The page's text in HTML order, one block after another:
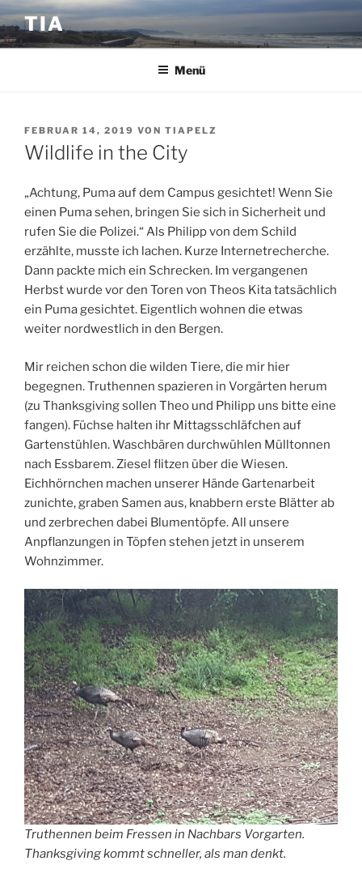
Zum
Inhalt
springen
TIA
Menü
VERÖFFENTLICHT
AM
FEBRUAR 14, 2019 VON TIAPELZ
Wildlife in the City
„Achtung, Puma auf dem Campus gesichtet! Wenn Sie
einen Puma sehen, bringen Sie sich in Sicherheit und
rufen Sie die Polizei.“ Als Philipp von dem Schild
erzählte, musste ich lachen. Kurze Internetrecherche.
Dann packte mich ein Schrecken. Im vergangenen
Herbst wurde vor den Toren von Theos Kita tatsächlich
ein Puma gesichtet. Eigentlich wohnen die etwas
weiter nordwestlich in den Bergen.
Mir reichen schon die wilden Tiere, die mir hier
begegnen. Truthennen spazieren in Vorgärten herum
(zu Thanksgiving sollen Theo und Philipp uns bitte eine
fangen). Füchse halten ihr Mittagsschläfchen auf
Gartenstühlen. Waschbären durchwühlen Mülltonnen
nach Essbarem. Ziesel flitzen über die Wiesen.
Eichhörnchen machen unserer Hände Gartenarbeit
zunichte, graben Samen aus, knabbern erste Blätter ab
und zerbrechen dabei Blumentöpfe. All unsere
Anpflanzungen in Töpfen stehen jetzt in unserem
Wohnzimmer.
Truthennen beim Fressen in Nachbars Vorgarten.
Thanksgiving kommt schneller, als man denkt.